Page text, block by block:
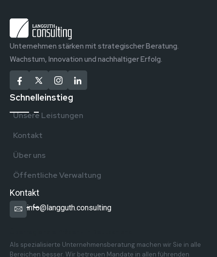
Unternehmen stärken mit strategischer Beratung.
Wachstum, Innovation und nachhaltiger Erfolg.
Schnelleinstieg
Unsere Leistungen
Kontakt
Über uns
Öffentliche Verwaltung
Kontakt
info@langguth.consulting
Als spezialisierte Unternehmensberatung machen wir Sie in alle
Bereichen besser. Wir betreuen Mandate in allen führenden